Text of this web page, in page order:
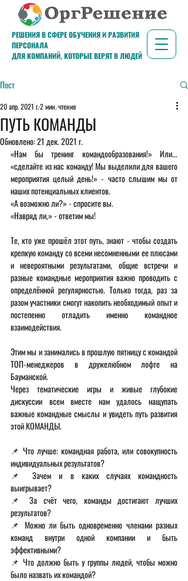
РЕШЕНИЯ В СФЕРЕ ОБУЧЕНИЯ И РАЗВИТИЯ
ПЕРСОНАЛА
ДЛЯ КОМПАНИЙ, КОТОРЫЕ ВЕРЯТ В ЛЮДЕЙ
Пост
ПУТЬ КОМАНДЫ
20 апр. 2021 г.2 мин. чтения
Обновлено:21 дек. 2021 г.
«Нам бы тренинг командообразования!» Или...
«сделайте из нас команду! Мы выделили для вашего
мероприятия целый день!» - часто слышим мы от
наших потенциальных клиентов.
«А возможно ли?» - спросите вы.
«Навряд ли,» - ответим мы!
Те, кто уже прошёл этот путь, знают - чтобы создать
крепкую команду со всеми несомненными ее плюсами
и невероятными результатами, общие встречи и
разные командные мероприятия важно проводить с
определённой регулярностью. Только тогда, раз за
разом участники смогут накопить необходимый опыт и
постепенно отладить именно командное
взаимодействия.
Этим мы и занимались в прошлую пятницу с командой
ТОП-менеджеров в дружелюбном лофте на
Бауманской.
Через тематические игры и живые глубокие
дискуссии всем вместе нам удалось нащупать
важные командные смыслы и увидеть путь развития
этой КОМАНДЫ.
📌 Что лучше: командная работа, или совокупность
индивидуальных результатов?
📌 Зачем и в каких случаях командность
выигрывает?
📌 За счёт чего, команды достигают лучших
результатов?
📌 Можно ли быть одновременно членами разных
команд внутри одной компании и быть
эффективными?
📌 Что должно быть у группы людей, чтобы можно
было назвать их командой?